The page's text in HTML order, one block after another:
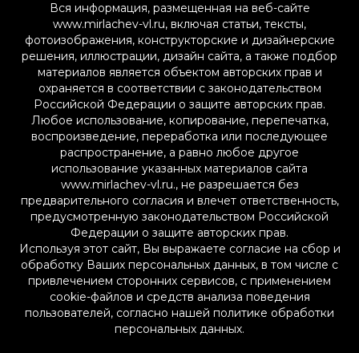
Вся информация, размещенная на веб-сайте
www.mirlachev-vl.ru, включая статьи, тексты,
фотоизображения, конструкторские и дизайнерские
решения, иллюстрации, дизайн сайта, а также подбор
материалов является объектом авторских прав и
охраняется в соответствии с законодательством
Российской Федерации о защите авторских прав.
Любое использование, копирование, перепечатка,
воспроизведение, переработка или последующее
распространение, а равно любое другое
использование указанных материалов сайта
www.mirlachev-vl.ru., не разрешается без
предварительного согласия и влечет ответственность,
предусмотренную законодательством Российской
Федерации о защите авторских прав.
Используя этот сайт, Вы выражаете согласие на сбор и
обработку Ваших персональных данных, в том числе с
привлечением сторонних сервисов, с применением
cookie-файлов и средств анализа поведения
пользователей, согласно нашей политике обработки
персональных данных.